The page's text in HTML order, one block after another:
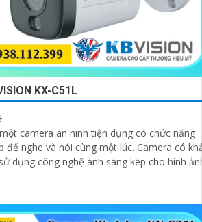
KX-C51L
camera an ninh tiện dụng có chức năng
và nói cùng một lúc. Camera có khả
dụng công nghệ ánh sáng kép cho hình